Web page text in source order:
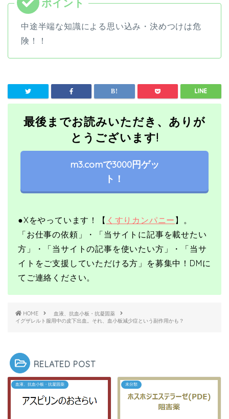
中途半端な知識による思い込み・決めつけは危
険！！
最後までお読みいただき、ありが
とうございます!
m3.comで3000円ゲッ
ト！
●X をやっています！【 くすりカンパニー 】。
「お仕事の依頼」・「当サイトに記事を載せたい
方」・「当サイトの記事を使いたい方」・「当サ
イトをご支援していただける方」を募集中！ DMに
てご連絡ください。
HOME
血液、抗血小板・抗凝固薬
イグザレルト服用中の皮下出血。それ、血小板減少症という副作用かも？
RELATED POST
血液、抗血小板・抗凝固薬 未分類